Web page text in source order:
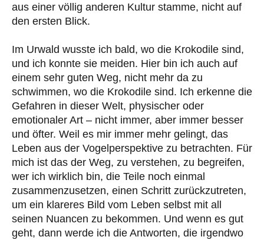
aus einer völlig anderen Kultur stamme, nicht auf
den ersten Blick.
Im Urwald wusste ich bald, wo die Krokodile sind,
und ich konnte sie meiden. Hier bin ich auch auf
einem sehr guten Weg, nicht mehr da zu
schwimmen, wo die Krokodile sind. Ich erkenne die
Gefahren in dieser Welt, physischer oder
emotionaler Art – nicht immer, aber immer besser
und öfter. Weil es mir immer mehr gelingt, das
Leben aus der Vogelperspektive zu betrachten. Für
mich ist das der Weg, zu verstehen, zu begreifen,
wer ich wirklich bin, die Teile noch einmal
zusammenzusetzen, einen Schritt zurückzutreten,
um ein klareres Bild vom Leben selbst mit all
seinen Nuancen zu bekommen. Und wenn es gut
geht, dann werde ich die Antworten, die irgendwo